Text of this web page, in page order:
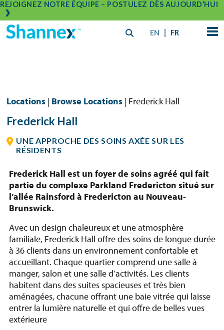
REJOIGNEZ NOTRE ÉQUIPE – POSTULEZ DÈS AUJOURD’HUI
EN FR
Locations | Browse Locations | Frederick Hall
Frederick Hall
UNE APPROCHE DES SOINS AXÉE SUR LES
RÉSIDENTS
Frederick Hall est un foyer de soins agréé qui fait
partie du complexe Parkland Fredericton situé sur
l’allée Rainsford à Fredericton au Nouveau-
Brunswick.
Avec un design chaleureux et une atmosphère
familiale, Frederick Hall offre des soins de longue durée
à 36 clients dans un environnement confortable et
accueillant. Chaque quartier comprend une salle à
manger, salon et une salle d’activités. Les clients
habitent dans des suites spacieuses et très bien
aménagées, chacune offrant une baie vitrée qui laisse
entrer la lumière naturelle et qui offre de belles vues
extérieure